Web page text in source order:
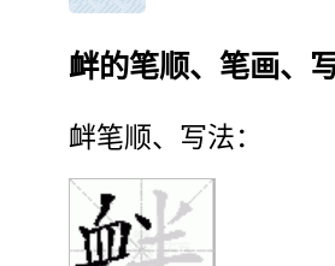
衅的笔顺、笔画、
衅笔顺、写法：